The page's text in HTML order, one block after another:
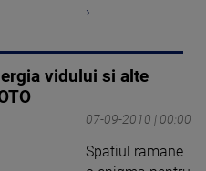
›
vidului si alte
07-09-2010 | 00:00
Spatiul ramane